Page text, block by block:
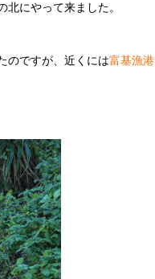
にやって来ました。
のですが、近くには富基漁港